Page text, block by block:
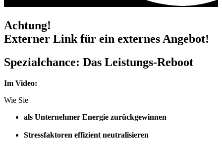
Achtung!
Externer Link für ein externes Angebot!
Spezialchance: Das Leistungs-Reboot
Im Video:
Wie Sie
als Unternehmer Energie zurückgewinnen
Stressfaktoren effizient neutralisieren